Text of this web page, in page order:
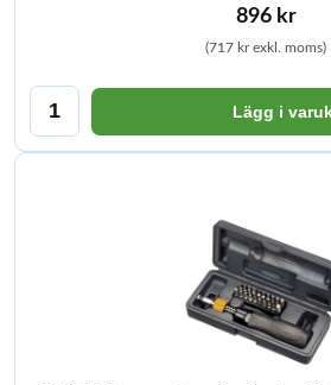
896 kr
(717 kr exkl. moms)
Lägg i